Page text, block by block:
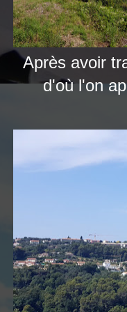
Après avoir
d'où l'on